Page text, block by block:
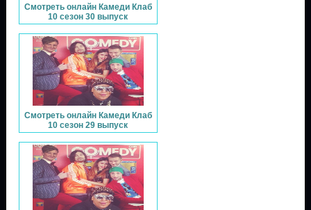
Смотреть онлайн Камеди Клаб
10 сезон 30 выпуск
Смотреть онлайн Камеди Клаб
10 сезон 29 выпуск